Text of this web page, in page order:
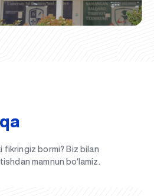
bormi? Biz bilan
mamnun bo‘lamiz.